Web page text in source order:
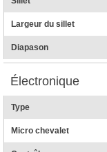
Largeur du sillet
Diapason
Électronique
Type
Micro chevalet